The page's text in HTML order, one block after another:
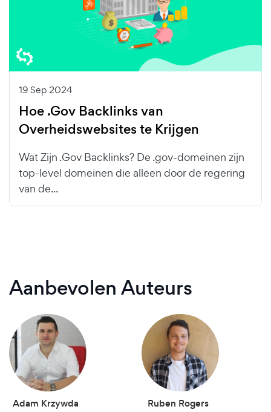
19 Sep 2024
Hoe .Gov Backlinks van
Overheidswebsites te Krijgen
Wat Zijn .Gov Backlinks? De .gov-domeinen zijn
top-level domeinen die alleen door de regering
van de...
Aanbevolen Auteurs
Adam Krzywda Ruben Rogers